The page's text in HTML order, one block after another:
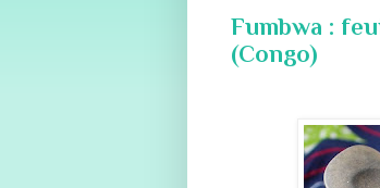
Fumbwa :
(Congo)